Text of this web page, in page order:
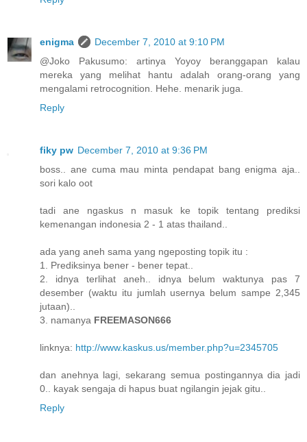
enigma
December 7, 2010 at 9:10 PM
@Joko Pakusumo: artinya Yoyoy beranggapan kalau
mereka yang melihat hantu adalah orang-orang yang
mengalami retrocognition. Hehe. menarik juga.
Reply
fiky pw December 7, 2010 at 9:36 PM
boss.. ane cuma mau minta pendapat bang enigma aja..
sori kalo oot
tadi ane ngaskus n masuk ke topik tentang prediksi
kemenangan indonesia 2 - 1 atas thailand..
ada yang aneh sama yang ngeposting topik itu :
1. Prediksinya bener - bener tepat..
2. idnya terlihat aneh.. idnya belum waktunya pas 7
desember (waktu itu jumlah usernya belum sampe 2,345
jutaan)..
3. namanya FREEMASON666
linknya: http://www.kaskus.us/member.php?u=2345705
dan anehnya lagi, sekarang semua postingannya dia jadi
0.. kayak sengaja di hapus buat ngilangin jejak gitu..
Reply